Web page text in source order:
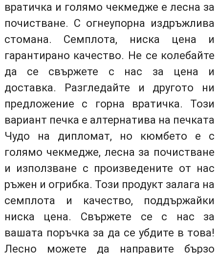
вратичка и голямо чекмедже е лесна за
почистване. С огнеупорна издръжлива
стомана. Семплота, ниска цена и
гарантирано качество. Не се колебайте
да се свържете с нас за цена и
доставка. Разгледайте и другото ни
предложение с горна вратичка. Този
вариант печка е алтернатива на печката
Чудо на дипломат, но кюмбето е с
голямо чекмедже, лесна за почистване
и използване с произведените от нас
ръжен и огрибка. Този продукт залага на
семплота и качество, поддържайки
ниска цена. Свържете се с нас за
вашата поръчка за да се убдите в това!
Лесно можете да направите бързо